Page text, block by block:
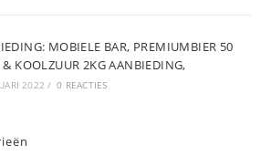
MOBIELE BAR, PREMIUMBIER 50
& KOOLZUUR 2KG AANBIEDING,
2022 / 0 REACTIES